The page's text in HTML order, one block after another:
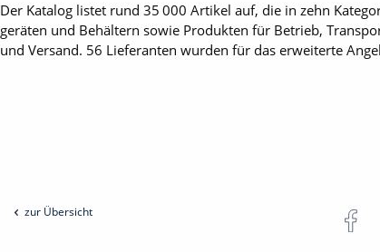
Der Katalog listet rund 35 000 Artikel auf, die in zehn
geräten und Behältern sowie ­Produkten für Betrieb,
und Versand. 56 Lieferanten wurden für das erweiterte
zur Übersicht